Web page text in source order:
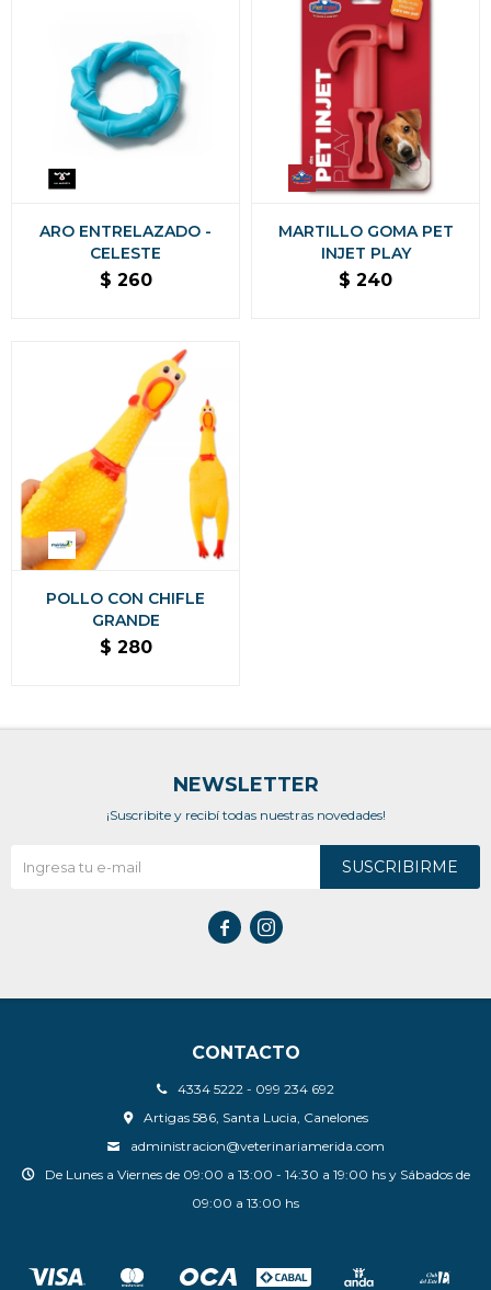
ARO ENTRELAZADO -
CELESTE
$ 260
MARTILLO GOMA PET
INJET PLAY
$ 240
POLLO CON CHIFLE
GRANDE
$ 280
CONTACTO
4334 5222 - 099 234 692
Artigas 586, Santa Lucia, Canelones
administracion@veterinariamerida.com
De Lunes a Viernes de 09:00 a 13:00 - 14:30 a 19:00 hs y Sábados de
09:00 a 13:00 hs
NEWSLETTER
¡Suscribite y recibí todas nuestras novedades!
SUSCRIBIRME
 